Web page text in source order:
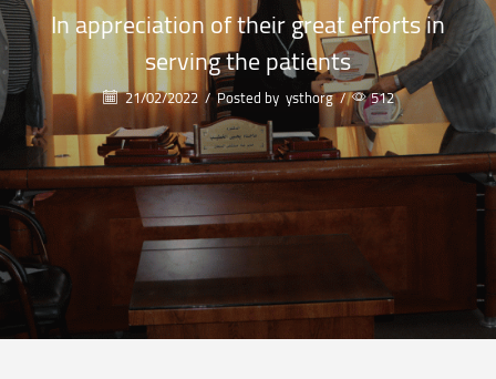
In appreciation of their great efforts in
serving the patients
21/02/2022 / Posted by ysthorg / 512